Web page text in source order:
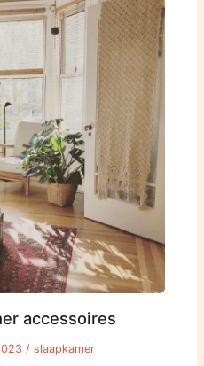
accessoires
/slaapkamer